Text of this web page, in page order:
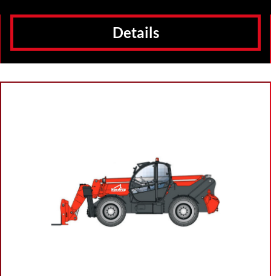
Details